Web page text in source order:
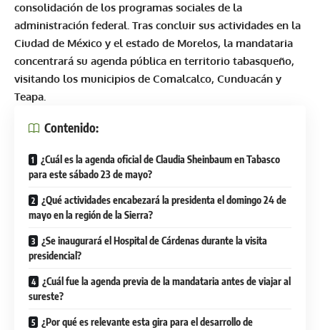
consolidación de los programas sociales de la
administración federal. Tras concluir sus actividades en la
Ciudad de México y el estado de Morelos, la mandataria
concentrará su agenda pública en territorio tabasqueño,
visitando los municipios de Comalcalco, Cunduacán y
Teapa.
Contenido:
¿Cuál es la agenda oficial de Claudia Sheinbaum en Tabasco
para este sábado 23 de mayo?
¿Qué actividades encabezará la presidenta el domingo 24 de
mayo en la región de la Sierra?
¿Se inaugurará el Hospital de Cárdenas durante la visita
presidencial?
¿Cuál fue la agenda previa de la mandataria antes de viajar al
sureste?
¿Por qué es relevante esta gira para el desarrollo de